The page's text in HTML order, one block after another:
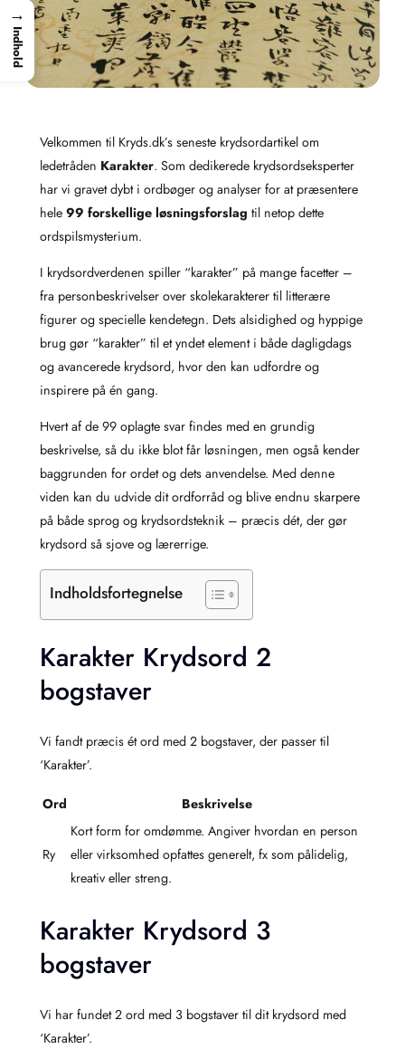
Velkommen til Kryds.dk’s seneste krydsordartikel om
ledetråden Karakter. Som dedikerede krydsordseksperter
har vi gravet dybt i ordbøger og analyser for at præsentere
hele 99 forskellige løsningsforslag til netop dette
ordspilsmysterium.
I krydsordverdenen spiller “karakter” på mange facetter –
fra personbeskrivelser over skolekarakterer til litterære
figurer og specielle kendetegn. Dets alsidighed og hyppige
brug gør “karakter” til et yndet element i både dagligdags
og avancerede krydsord, hvor den kan udfordre og
inspirere på én gang.
Hvert af de 99 oplagte svar findes med en grundig
beskrivelse, så du ikke blot får løsningen, men også kender
baggrunden for ordet og dets anvendelse. Med denne
viden kan du udvide dit ordforråd og blive endnu skarpere
på både sprog og krydsordsteknik – præcis dét, der gør
krydsord så sjove og lærerrige.
Indholdsfortegnelse
Karakter Krydsord 2
bogstaver
Vi fandt præcis ét ord med 2 bogstaver, der passer til
‘Karakter’.
Ord Beskrivelse
Ry
Kort form for omdømme. Angiver hvordan en person
eller virksomhed opfattes generelt, fx som pålidelig,
kreativ eller streng.
Karakter Krydsord 3
bogstaver
Vi har fundet 2 ord med 3 bogstaver til dit krydsord med
‘Karakter’.
→
Indhold